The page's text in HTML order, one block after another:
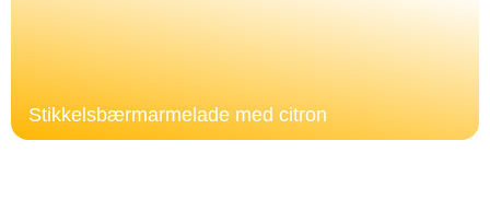
Stikkelsbærmarmelade med citron